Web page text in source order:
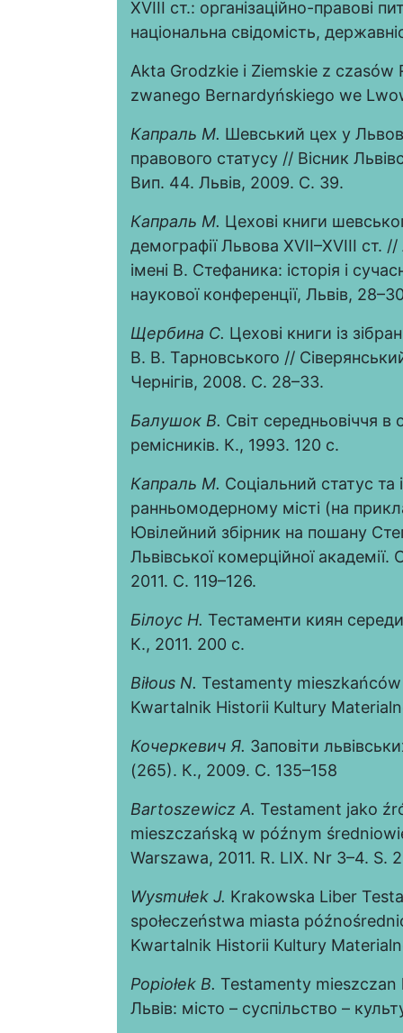
XVIII ст.: організаційно-правові
національна свідомість,
Akta Grodzkie i Ziemskie z
zwanego Bernardyńskiego we
Капраль М. Шевський цех у
правового статусу // Вісник
Вип. 44. Львів, 2009. С. 39.
Капраль М. Цехові книги
демографії Львова XVII–XVIII ст. //
імені В. Стефаника: історія і
наукової конференції, Львів,
Щербина С. Цехові книги із
В. В. Тарновського //
Чернігів, 2008. С. 28–33.
Балушок В. Світ середньовіччя в
ремісників. К., 1993. 120 с.
Капраль М. Соціальний статус та
ранньомодерному місті (на
Ювілейний збірник на пошану
Львівської комерційної
2011. С. 119–126.
Білоус Н. Тестаменти киян
К., 2011. 200 с.
Biłous N. Testamenty
Kwartalnik Historii Kultury
Кочеркевич Я. Заповіти
(265). К., 2009. С. 135–158
Bartoszewicz A. Testament jako
mieszczańską w późnym
Warszawa, 2011. R. LIX. Nr 3–4. S.
Wysmułek J. Krakowska Liber
społeczeństwa miasta
Kwartalnik Historii Kultury
Popiołek B. Testamenty
Львів: місто – суспільство –